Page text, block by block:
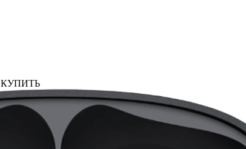
КУПИТЬ